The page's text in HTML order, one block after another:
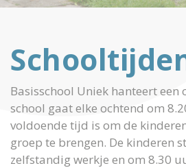
Basisschool Uniek hanteert een
school gaat elke ochtend om
voldoende tijd is om de
groep te brengen. De kinderen
zelfstandig werkje en om 8.30